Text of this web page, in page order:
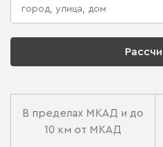
В пределах МКАД и до
10 км от МКАД